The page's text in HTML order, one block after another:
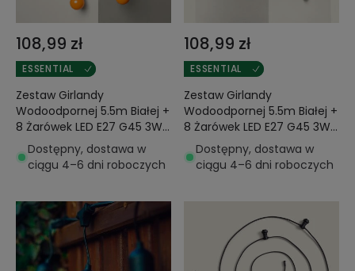
108,99 zł
ESSENTIAL
Zestaw Girlandy
Wodoodpornej 5.5m Białej +
8 Żarówek LED E27 G45 3W
Kolorowych
Dostępny, dostawa w
ciągu 4–6 dni roboczych
108,99 zł
ESSENTIAL
Zestaw Girlandy
Wodoodpornej 5.5m Białej +
8 Żarówek LED E27 G45 3W
Kolorowych
Dostępny, dostawa w
ciągu 4–6 dni roboczych